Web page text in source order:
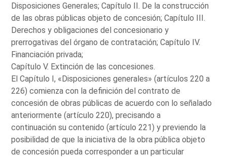
Disposiciones Generales; Capítulo II. De la construcción
de las obras públicas objeto de concesión; Capítulo III.
Derechos y obligaciones del concesionario y
prerrogativas del órgano de contratación; Capítulo IV.
Financiación privada;
Capítulo V. Extinción de las concesiones.
El Capítulo I, «Disposiciones generales» (artículos 220 a
226) comienza con la definición del contrato de
concesión de obras públicas de acuerdo con lo señalado
anteriormente (artículo 220), precisando a
continuación su contenido (artículo 221) y previendo la
posibilidad de que la iniciativa de la obra pública objeto
de concesión pueda corresponder a un particular